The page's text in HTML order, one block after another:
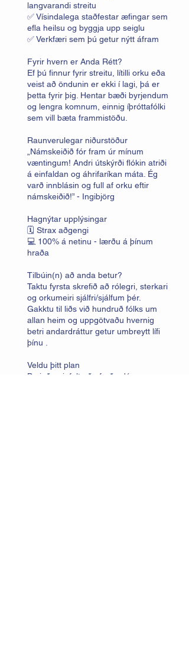
langvarandi streitu
✅ Vísindalega staðfestar æfingar sem
efla heilsu og byggja upp seiglu
✅ Verkfæri sem þú getur nýtt áfram
Fyrir hvern er Anda Rétt?
Ef þú finnur fyrir streitu, lítilli orku eða
veist að öndunin er ekki í lagi, þá er
þetta fyrir þig. Hentar bæði byrjendum
og lengra komnum, einnig íþróttafólki
sem vill bæta frammistöðu.
Raunverulegar niðurstöður
„Námskeiðið fór fram úr mínum
væntingum! Andri útskýrði flókin atriði
á einfaldan og áhrifaríkan máta. Ég
varð innblásin og full af orku eftir
námskeiðið!” - Ingibjörg
Hagnýtar upplýsingar
🗓️ Strax aðgengi
💻 100% á netinu - lærðu á þínum
hraða
Tilbúin(n) að anda betur?
Taktu fyrsta skrefið að rólegri, sterkari
og orkumeiri sjálfri/sjálfum þér.
Gakktu til liðs við hundruð fólks um
allan heim og uppgötvaðu hvernig
betri andardráttur getur umbreytt lífi
þínu .
Veldu þitt plan
Byrjaðu einfalt eða farðu dýpra.